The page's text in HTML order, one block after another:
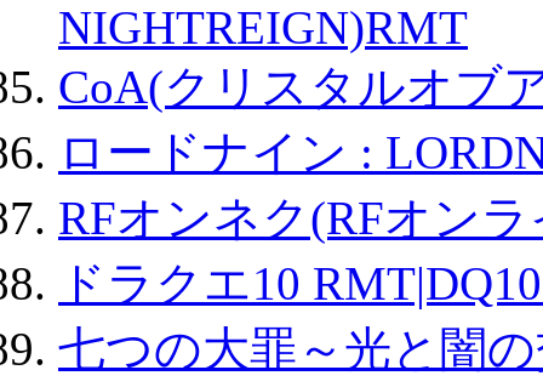
NIGHTREIGN)RMT
CoA(クリスタルオブ
ロードナイン :
RFオンネク(RFオン
ドラクエ10
七つの大罪～光と闇